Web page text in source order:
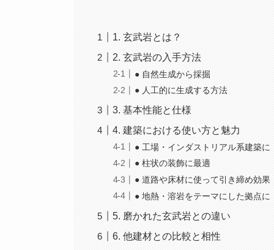
1. 玄武岩とは？
2. 玄武岩の入手方法
● 自然生成から採掘
● 人工的に生成する方法
3. 基本性能と仕様
4. 建築における使い方と魅力
● 工場・インダストリアル系建築に
● 柱状の装飾に最適
● 道路や床材に使って引き締め効果
● 地熱・溶岩をテーマにした拠点に
5. 磨かれた玄武岩との違い
6. 他建材との比較と相性